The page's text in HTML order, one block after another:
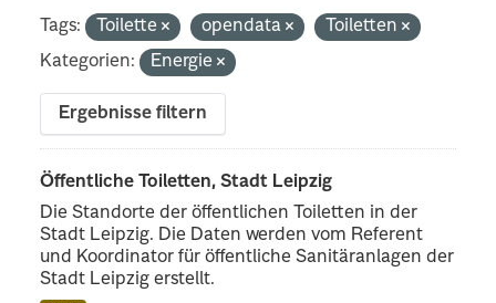
Tags: Toilette opendata
Toiletten
Kategorien:
Energie
Ergebnisse filtern
Öffentliche Toiletten, Stadt Leipzig
Die Standorte der öffentlichen Toiletten in der
Stadt Leipzig. Die Daten werden vom Referent
und Koordinator für öffentliche Sanitäranlagen der
Stadt Leipzig erstellt.